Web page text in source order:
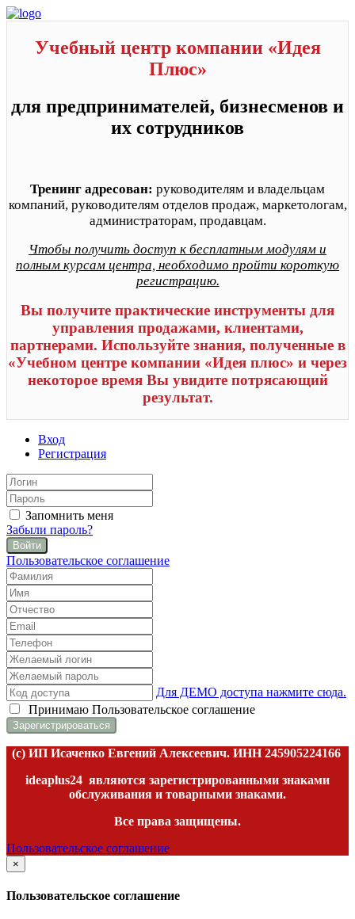
Учебный центр компании «Идея
Плюс»
для предпринимателей, бизнесменов и
их сотрудников
Тренинг адресован: руководителям и владельцам
компаний, руководителям отделов продаж, маркетологам,
администраторам, продавцам.
Чтобы получить доступ к бесплатным модулям и
полным курсам центра, необходимо пройти короткую
регистрацию.
Вы получите практические инструменты для
управления продажами, клиентами,
партнерами. Используйте знания, полученные в
«Учебном центре компании «Идея плюс» и через
некоторое время Вы увидите потрясающий
результат.
Вход
Регистрация
Запомнить меня
Забыли пароль?
Войти
Пользовательское соглашение
Для ДЕМО доступа нажмите сюда.
Принимаю Пользовательское соглашение
(c) ИП Исаченко Евгений Алексеевич. ИНН245905224166
ideaplus24 являются зарегистрированными знаками
обслуживания и товарными знаками.
Все права защищены.
Пользовательское соглашение
×
закрыть
Пользовательское соглашение